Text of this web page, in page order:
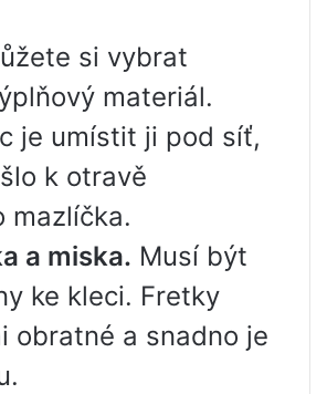
si vybrat
materiál.
je umístit ji pod síť,
k otravě
mazlíčka.
a miska. Musí být
ke kleci. Fretky
obratné a snadno je